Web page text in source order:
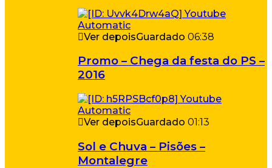
Ver depoisGuardado 06:38
Promo – Chega da festa do PS –
2016
Ver depoisGuardado 01:13
Sol e Chuva – Pisões –
Montalegre